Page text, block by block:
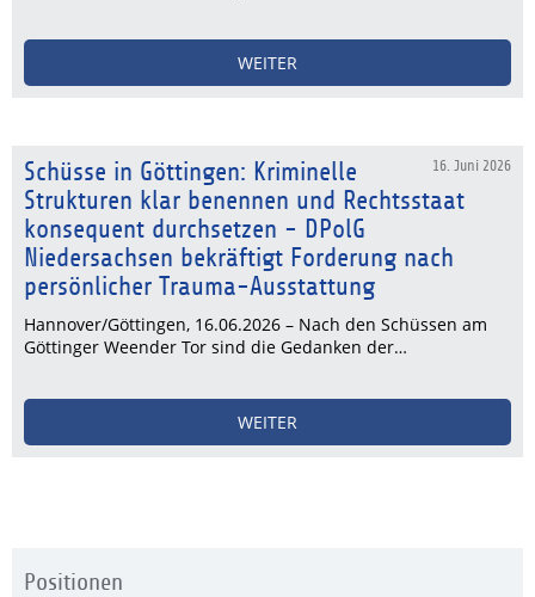
WEITER
16. Juni 2026
Schüsse in Göttingen: Kriminelle
Strukturen klar benennen und Rechtsstaat
konsequent durchsetzen - DPolG
Niedersachsen bekräftigt Forderung nach
persönlicher Trauma-Ausstattung
Hannover/Göttingen, 16.06.2026 – Nach den Schüssen am
Göttinger Weender Tor sind die Gedanken der…
WEITER
Positionen